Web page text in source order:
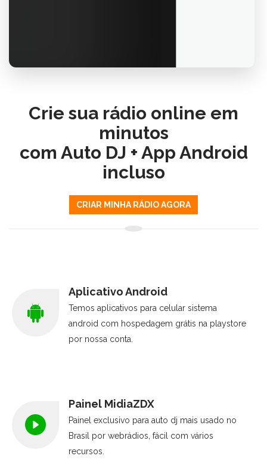
Crie sua rádio online em
minutos
com Auto DJ + App Android
incluso
CRIAR MINHA RÁDIO AGORA
Aplicativo Android
Temos aplicativos para celular sistema
android com hospedagem grátis na playstore
por nossa conta.
Painel MidiaZDX
Painel exclusivo para auto dj mais usado no
Brasil por webrádios, fácil com vários
recursos.